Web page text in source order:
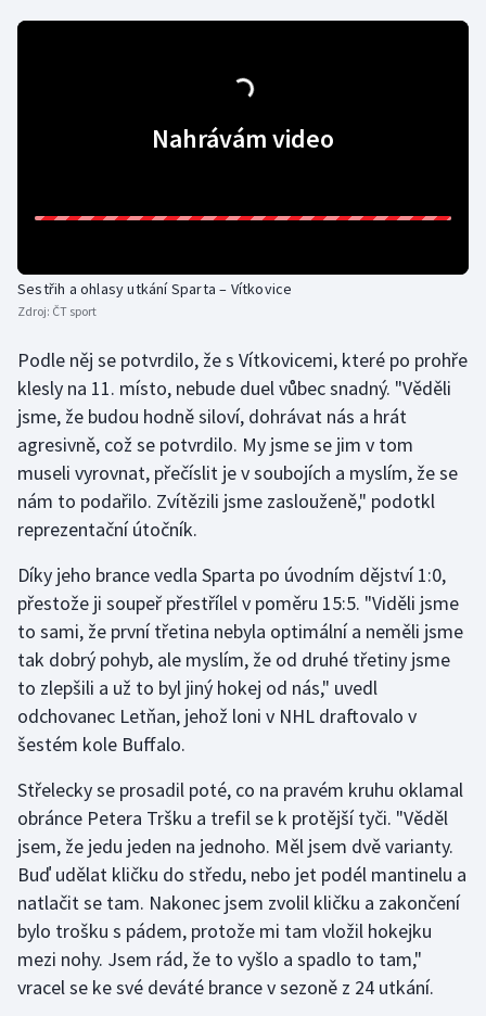
Lyže a snowboard
Olympijské hry
Parasport
Plavání
Plážový volejbal
Ragby
Rychlostní kanoistika
Short track
Sportovní střelba
Triatlon
Veslování
Vodní slalom
Volejbal
Nahrávám video
Sestřih a ohlasy utkání Sparta – Vítkovice
Zdroj: ČT sport
Podle něj se potvrdilo, že s Vítkovicemi, které po prohře
klesly na 11. místo, nebude duel vůbec snadný. "Věděli
jsme, že budou hodně siloví, dohrávat nás a hrát
agresivně, což se potvrdilo. My jsme se jim v tom
museli vyrovnat, přečíslit je v soubojích a myslím, že se
nám to podařilo. Zvítězili jsme zaslouženě," podotkl
reprezentační útočník.
Díky jeho brance vedla Sparta po úvodním dějství 1:0,
přestože ji soupeř přestřílel v poměru 15:5. "Viděli jsme
to sami, že první třetina nebyla optimální a neměli jsme
tak dobrý pohyb, ale myslím, že od druhé třetiny jsme
to zlepšili a už to byl jiný hokej od nás," uvedl
odchovanec Letňan, jehož loni v NHL draftovalo v
šestém kole Buffalo.
Střelecky se prosadil poté, co na pravém kruhu oklamal
obránce Petera Tršku a trefil se k protější tyči. "Věděl
jsem, že jedu jeden na jednoho. Měl jsem dvě varianty.
Buď udělat kličku do středu, nebo jet podél mantinelu a
natlačit se tam. Nakonec jsem zvolil kličku a zakončení
bylo trošku s pádem, protože mi tam vložil hokejku
mezi nohy. Jsem rád, že to vyšlo a spadlo to tam,"
vracel se ke své deváté brance v sezoně z 24 utkání.